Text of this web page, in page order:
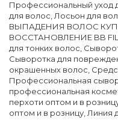
Профессиональный уход
для волос Лосьон для
ВЫПАДЕНИЯ ВОЛОС
ВОССТАНОВЛЕНИЕ BB
для тонких волос
Сыворотка для
окрашенных волос
Профессиональная
профессиональная
перхоти оптом и в
оптом и в розницу Линия